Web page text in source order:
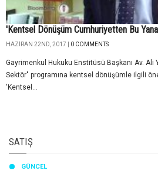
'Kentsel Dönüşüm Cumhuriyetten Bu
HAZIRAN 22ND, 2017 | 0 COMMENTS
Gayrimenkul Hukuku Enstitüsü Başkanı Av. Ali
Sektör" programına kentsel dönüşümle ilgili
'Kentsel...
SATIŞ
GÜNCEL